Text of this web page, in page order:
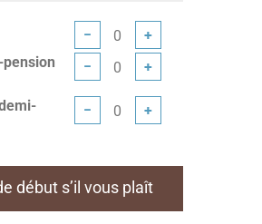
−
+
− +
− +
début s’il vous plaît